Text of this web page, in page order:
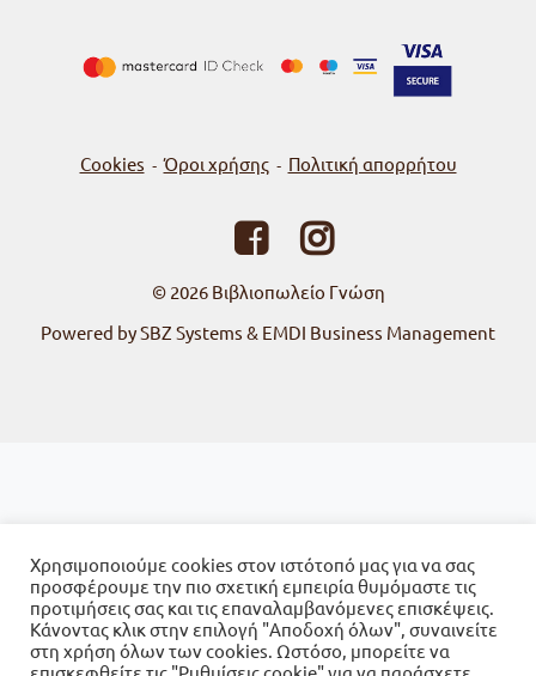
Cookies - Όροι χρήσης - Πολιτική απορρήτου
© 2026 Βιβλιοπωλείο Γνώση
Powered by SBZ Systems & EMDI Business Management
Χρησιμοποιούμε cookies στον ιστότοπό μας για να σας
προσφέρουμε την πιο σχετική εμπειρία θυμόμαστε τις
προτιμήσεις σας και τις επαναλαμβανόμενες επισκέψεις.
Κάνοντας κλικ στην επιλογή "Αποδοχή όλων", συναινείτε
στη χρήση όλων των cookies. Ωστόσο, μπορείτε να